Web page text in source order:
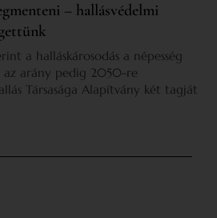
– hallásvédelmi
a halláskárosodás a népesség
az arány pedig 2050-re
Társasága Alapítvány két tagját